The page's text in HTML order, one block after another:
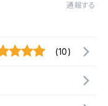
通報する
(10)